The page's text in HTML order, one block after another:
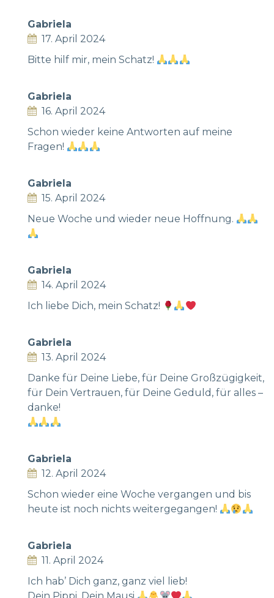
Gabriela
17. April 2024
Bitte hilf mir, mein Schatz!
Gabriela
16. April 2024
Schon wieder keine Antworten auf meine
Fragen!
Gabriela
15. April 2024
Neue Woche und wieder neue Hoffnung.
Gabriela
14. April 2024
Ich liebe Dich, mein Schatz!
Gabriela
13. April 2024
Danke für Deine Liebe, für Deine Großzügigkeit,
für Dein Vertrauen, für Deine Geduld, für alles –
danke!
Gabriela
12. April 2024
Schon wieder eine Woche vergangen und bis
heute ist noch nichts weitergegangen!
Gabriela
11. April 2024
Ich hab’ Dich ganz, ganz viel lieb!